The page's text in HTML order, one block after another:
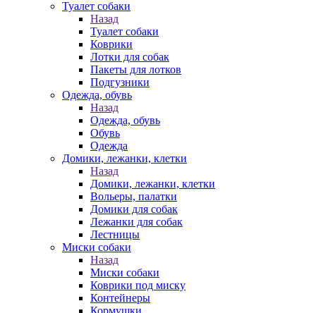
Туалет собаки
Назад
Туалет собаки
Коврики
Лотки для собак
Пакеты для лотков
Подгузники
Одежда, обувь
Назад
Одежда, обувь
Обувь
Одежда
Домики, лежанки, клетки
Назад
Домики, лежанки, клетки
Вольеры, палатки
Домики для собак
Лежанки для собак
Лестницы
Миски собаки
Назад
Миски собаки
Коврики под миску
Контейнеры
Кормушки